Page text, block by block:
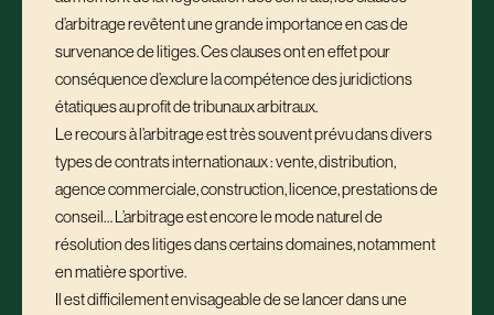
d’arbitrage revêtent une grande importance en cas de
survenance de litiges. Ces clauses ont en effet pour
conséquence d’exclure la compétence des juridictions
étatiques au profit de tribunaux arbitraux.
Le recours à l’arbitrage est très souvent prévu dans divers
types de contrats internationaux : vente, distribution,
agence commerciale, construction, licence, prestations de
conseil… L’arbitrage est encore le mode naturel de
résolution des litiges dans certains domaines, notamment
en matière sportive.
Il est difficilement envisageable de se lancer dans une